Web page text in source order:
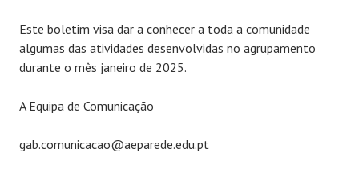
Este boletim visa dar a conhecer a toda a comunidade
algumas das atividades desenvolvidas no agrupamento
durante o mês janeiro de 2025.
A Equipa de Comunicação
gab.comunicacao@aeparede.edu.pt